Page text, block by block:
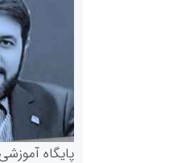
پایگاه